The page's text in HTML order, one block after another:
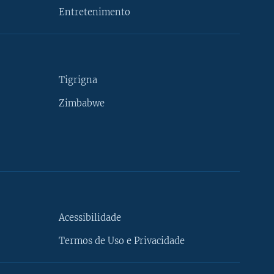
Entretenimento
Tigrigna
Zimbabwe
Acessibilidade
Termos de Uso e Privacidade